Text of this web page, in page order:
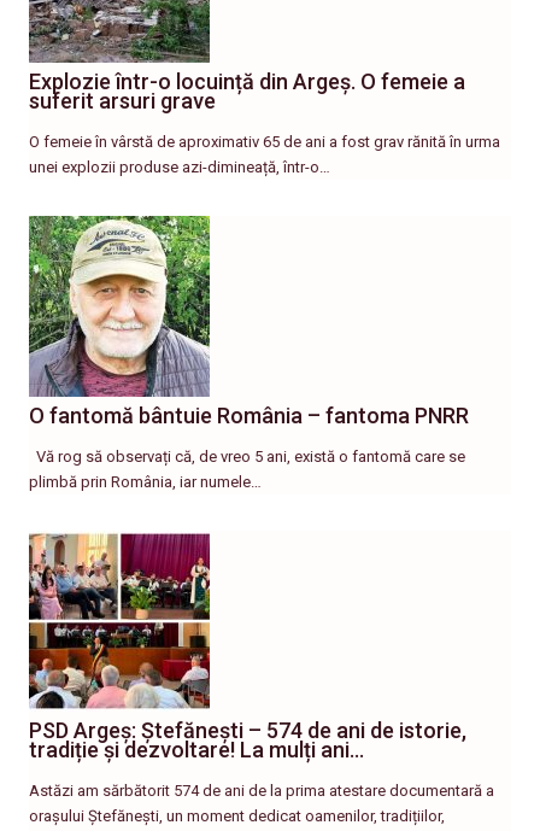
Explozie într-o locuință din Argeș. O femeie a
suferit arsuri grave
O femeie în vârstă de aproximativ 65 de ani a fost grav rănită în urma
unei explozii produse azi-dimineață, într-o…
O fantomă bântuie România – fantoma PNRR
Vă rog să observați că, de vreo 5 ani, există o fantomă care se
plimbă prin România, iar numele…
PSD Argeș: Ștefănești – 574 de ani de istorie,
tradiție și dezvoltare! La mulți ani…
Astăzi am sărbătorit 574 de ani de la prima atestare documentară a
orașului Ștefănești, un moment dedicat oamenilor, tradițiilor,